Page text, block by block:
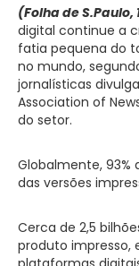
(Folha de S.Paulo,
digital continue a
fatia pequena do
no mundo,
jornalísticas
Association of
do setor.
Globalmente, 93%
das versões
Cerca de 2,5
produto impresso,